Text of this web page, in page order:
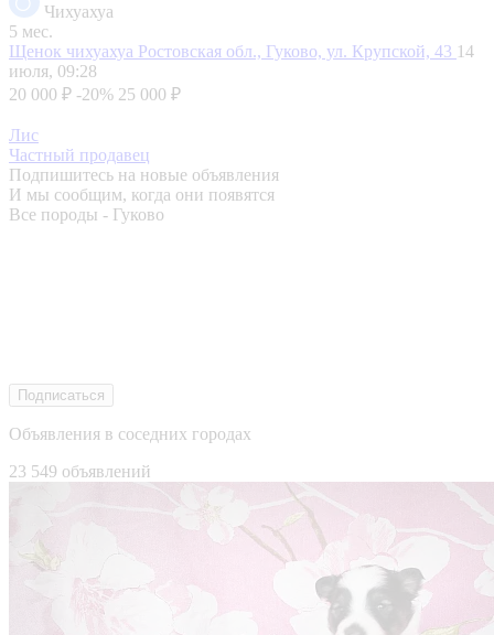
Чихуахуа
5 мес.
Щенок чихуахуа Ростовская обл., Гуково, ул. Крупской, 43 14
июля, 09:28
20 000 ₽ -20% 25 000 ₽
Лис
Частный продавец
Подпишитесь на новые объявления
И мы сообщим, когда они появятся
Все породы - Гуково
Подписаться
Объявления в соседних городах
23 549 объявлений